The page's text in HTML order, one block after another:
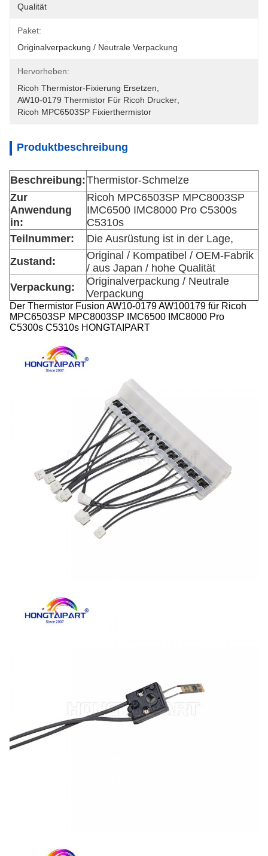
Qualität
Paket:
Originalverpackung / Neutrale Verpackung
Hervorheben:
Ricoh Thermistor-Fixierung Ersetzen
AW10-0179 Thermistor Für Ricoh Drucker
Ricoh MPC6503SP Fixierthermistor
Produktbeschreibung
Beschreibung:Thermistor-Schmelze
Zur
Anwendung
in:
Ricoh MPC6503SP MPC8003SP
IMC6500 IMC8000 Pro C5300s
C5310s
Teilnummer:
Die Ausrüstung ist in der Lage,
Zustand:
Original / Kompatibel / OEM-Fabrik
/ aus Japan / hohe Qualität
Verpackung:
Originalverpackung / Neutrale
Verpackung
Der Thermistor Fusion AW10-0179 AW100179 für Ricoh
MPC6503SP MPC8003SP IMC6500 IMC8000 Pro
C5300s C5310s HONGTAIPART